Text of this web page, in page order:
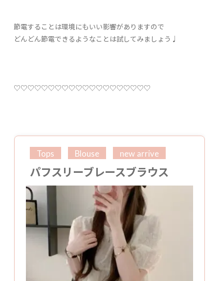
節電することは環境にもいい影響がありますので
どんどん節電できるようなことは試してみましょう♩
♡♡♡♡♡♡♡♡♡♡♡♡♡♡♡♡♡♡♡♡
Tops Blouse new arrive
パフスリーブレースブラウス